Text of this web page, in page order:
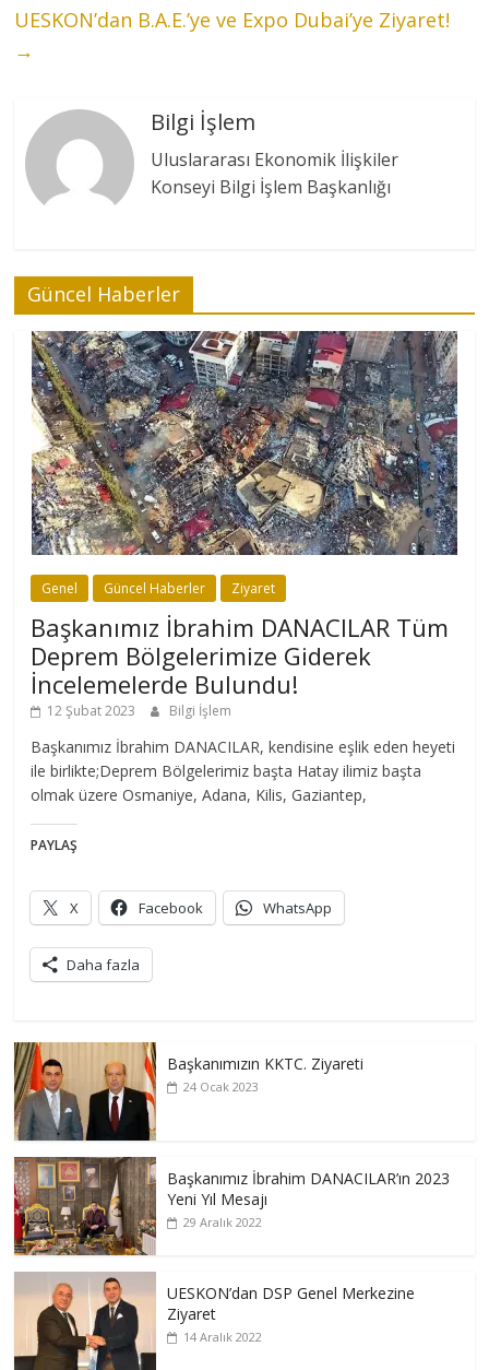
UESKON’dan B.A.E.’ye ve Expo Dubai’ye Ziyaret!
→
Bilgi İşlem
Uluslararası Ekonomik İlişkiler
Konseyi Bilgi İşlem Başkanlığı
Güncel Haberler
Genel Güncel Haberler Ziyaret
Başkanımız İbrahim DANACILAR Tüm
Deprem Bölgelerimize Giderek
İncelemelerde Bulundu!
12 Şubat 2023 Bilgi İşlem
Başkanımız İbrahim DANACILAR, kendisine eşlik eden heyeti
ile birlikte;Deprem Bölgelerimiz başta Hatay ilimiz başta
olmak üzere Osmaniye, Adana, Kilis, Gaziantep,
PAYLAŞ
X Facebook WhatsApp
Daha fazla
Başkanımızın KKTC. Ziyareti
24 Ocak 2023
Başkanımız İbrahim DANACILAR’ın 2023
Yeni Yıl Mesajı
29 Aralık 2022
UESKON’dan DSP Genel Merkezine
Ziyaret
14 Aralık 2022